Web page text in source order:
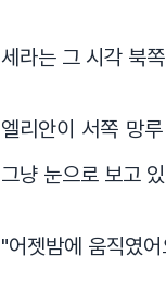
세라는 그 시각 북
엘리안이 서쪽 망
그냥 눈으로 보고
"어젯밤에 움직였어